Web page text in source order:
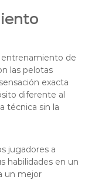
entrenamiento de
las pelotas
exacta
diferente al
técnica sin la
jugadores a
habilidades en un
un mejor